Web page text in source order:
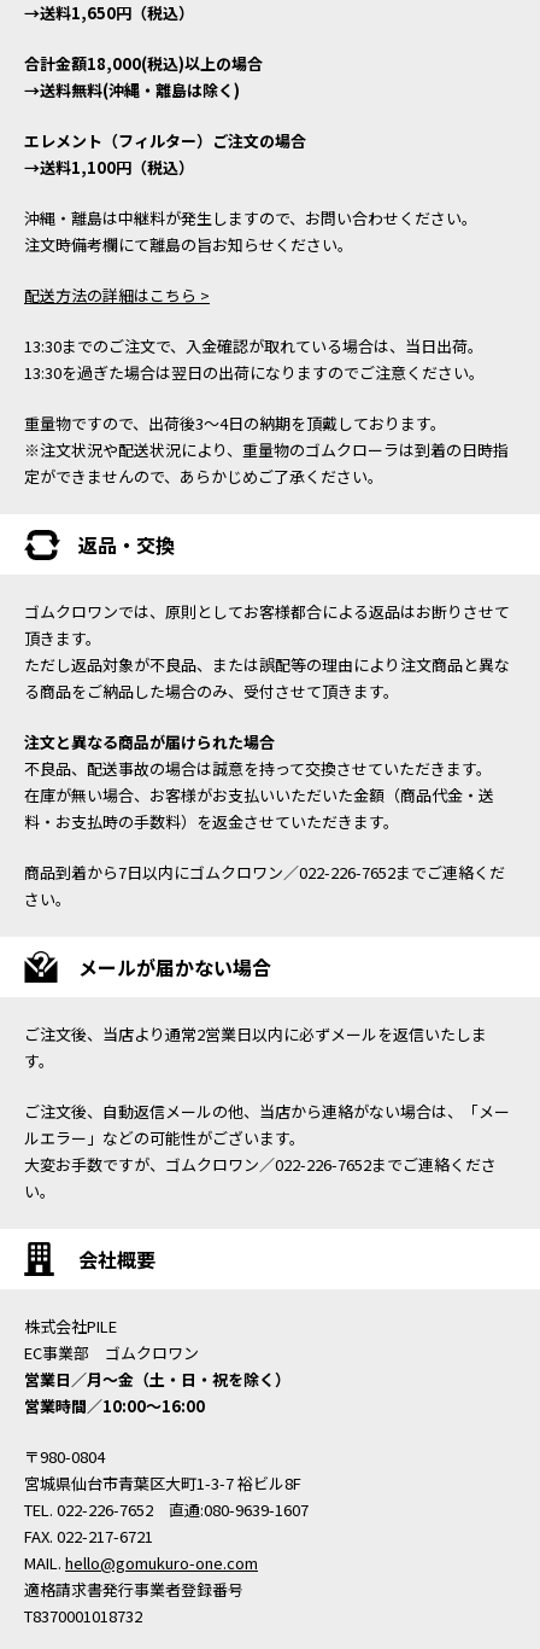
→送料1,650円（税込）
合計金額18,000(税込)以上の場合
→送料無料(沖縄・離島は除く)
エレメント（フィルター）ご注文の場合
→送料1,100円（税込）
沖縄・離島は中継料が発生しますので、お問い合わせください。
注文時備考欄にて離島の旨お知らせください。
配送方法の詳細はこちら >
13:30までのご注文で、入金確認が取れている場合は、当日出荷。
13:30を過ぎた場合は翌日の出荷になりますのでご注意ください。
重量物ですので、出荷後3～4日の納期を頂戴しております。
※注文状況や配送状況により、重量物のゴムクローラは到着の日時指
定ができませんので、あらかじめご了承ください。
返品・交換
ゴムクロワンでは、原則としてお客様都合による返品はお断りさせて
頂きます。
ただし返品対象が不良品、または誤配等の理由により注文商品と異な
る商品をご納品した場合のみ、受付させて頂きます。
注文と異なる商品が届けられた場合
不良品、配送事故の場合は誠意を持って交換させていただきます。
在庫が無い場合、お客様がお支払いいただいた金額（商品代金・送
料・お支払時の手数料）を返金させていただきます。
商品到着から7日以内にゴムクロワン／022-226-7652までご連絡くだ
さい。
メールが届かない場合
ご注文後、当店より通常2営業日以内に必ずメールを返信いたしま
す。
ご注文後、自動返信メールの他、当店から連絡がない場合は、「メー
ルエラー」などの可能性がございます。
大変お手数ですが、ゴムクロワン／022-226-7652までご連絡くださ
い。
会社概要
株式会社PILE
EC事業部 ゴムクロワン
営業日／月〜金（土・日・祝を除く）
営業時間／10:00〜16:00
〒980-0804
宮城県仙台市青葉区大町1-3-7 裕ビル8F
TEL. 022-226-7652 直通:080-9639-1607
FAX. 022-217-6721
MAIL. hello@gomukuro-one.com
適格請求書発行事業者登録番号
T8370001018732